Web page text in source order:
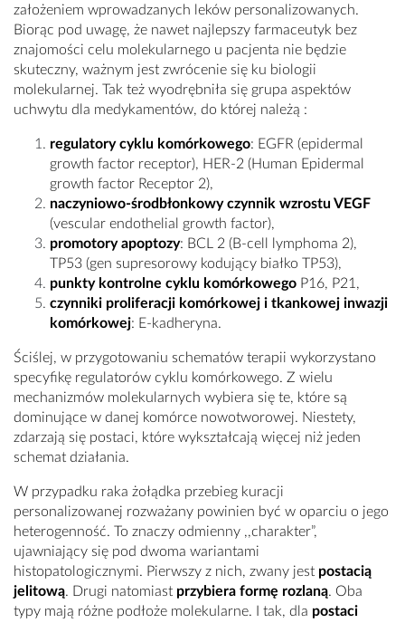
założeniem wprowadzanych leków personalizowanych.
Biorąc pod uwagę, że nawet najlepszy farmaceutyk bez
znajomości celu molekularnego u pacjenta nie będzie
skuteczny, ważnym jest zwrócenie się ku biologii
molekularnej. Tak też wyodrębniła się grupa aspektów
uchwytu dla medykamentów, do której należą :
regulatory cyklu komórkowego: EGFR (epidermal
growth factor receptor), HER-2 (Human Epidermal
growth factor Receptor 2),
naczyniowo-środbłonkowy czynnik wzrostu VEGF
(vescular endothelial growth factor),
promotory apoptozy: BCL 2 (B-cell lymphoma 2),
TP53 (gen supresorowy kodujący białko TP53),
punkty kontrolne cyklu komórkowego P16, P21,
czynniki proliferacji komórkowej i tkankowej inwazji
komórkowej: E-kadheryna.
Ściślej, w przygotowaniu schematów terapii wykorzystano
specyfikę regulatorów cyklu komórkowego. Z wielu
mechanizmów molekularnych wybiera się te, które są
dominujące w danej komórce nowotworowej. Niestety,
zdarzają się postaci, które wykształcają więcej niż jeden
schemat działania.
W przypadku raka żołądka przebieg kuracji
personalizowanej rozważany powinien być w oparciu o jego
heterogenność. To znaczy odmienny ,,charakter”,
ujawniający się pod dwoma wariantami
histopatologicznymi. Pierwszy z nich, zwany jest postacią
jelitową. Drugi natomiast przybiera formę rozlaną. Oba
typy mają różne podłoże molekularne. I tak, dla postaci